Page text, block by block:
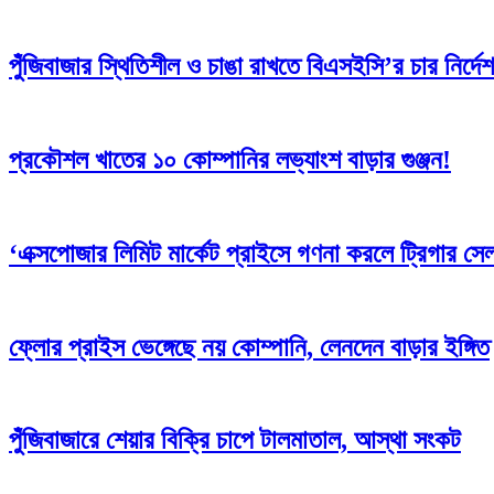
পুঁজিবাজার স্থিতিশীল ও চাঙা রাখতে বিএসইসি’র চার
প্রকৌশল খাতের ১০ কোম্পানির লভ্যাংশ বাড়ার গুঞ্জন!
‘এক্সপোজার লিমিট মার্কেট প্রাইসে গণনা করলে ট্রিগার
ফ্লোর প্রাইস ভেঙ্গেছে নয় কোম্পানি, লেনদেন বাড়ার ইঙ্গিত
পুঁজিবাজারে শেয়ার বিক্রি চাপে টালমাতাল, আস্থা সংকট